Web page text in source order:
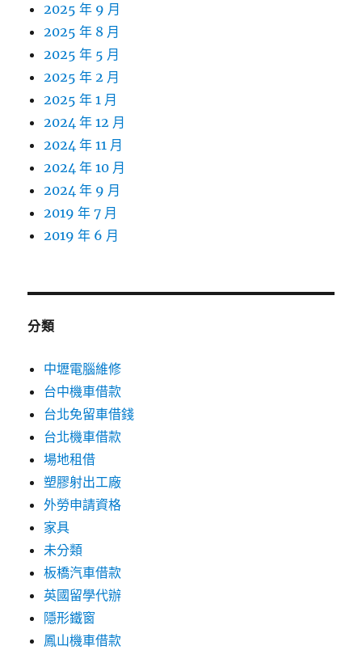
2025 年 9 月
2025 年 8 月
2025 年 5 月
2025 年 2 月
2025 年 1 月
2024 年 12 月
2024 年 11 月
2024 年 10 月
2024 年 9 月
2019 年 7 月
2019 年 6 月
分類
中壢電腦維修
台中機車借款
台北免留車借錢
台北機車借款
場地租借
塑膠射出工廠
外勞申請資格
家具
未分類
板橋汽車借款
英國留學代辦
隱形鐵窗
鳳山機車借款